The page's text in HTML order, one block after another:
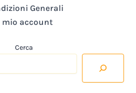
Generali
mio account
Cerca